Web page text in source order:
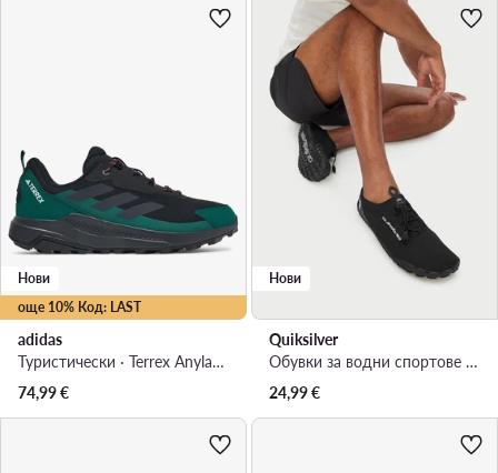
още 10% Код: LAST
Нови
adidas
Туристически · Terrex Anylander Hiking Shoes KJ0865 · Черен
74,99€
Нови
Quiksilver
Обувки за водни спортове MP80-26009 Черен
24,99€